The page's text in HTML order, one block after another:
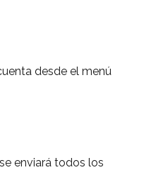
desde el menú
enviará todos los